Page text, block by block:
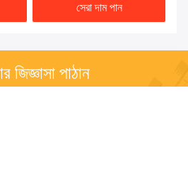
সেরা দাম পান
জিজ্ঞাসা পাঠান